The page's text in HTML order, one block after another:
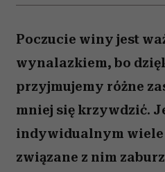
Poczucie winy jest
wynalazkiem, bo
przyjmujemy różne
mniej się krzywdzić.
indywidualnym wiele
związane z nim